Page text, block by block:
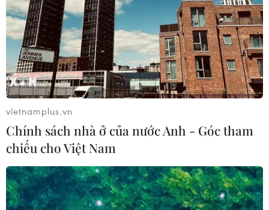
tình thân lên sóng dịp Tết nguyên đán
20/01/2024 10:04
“Gặp em ngày nắng” mang đến câu chuyện tươi sáng,
ấm áp và thông điệp chân thành về tình thân, gia đình,
những giá trị cốt lõi của cuộc sống trong dịp Tết đến
Xuân về.
vietnamplus.vn
Chính sách nhà ở của nước Anh - Góc tham
chiếu cho Việt Nam